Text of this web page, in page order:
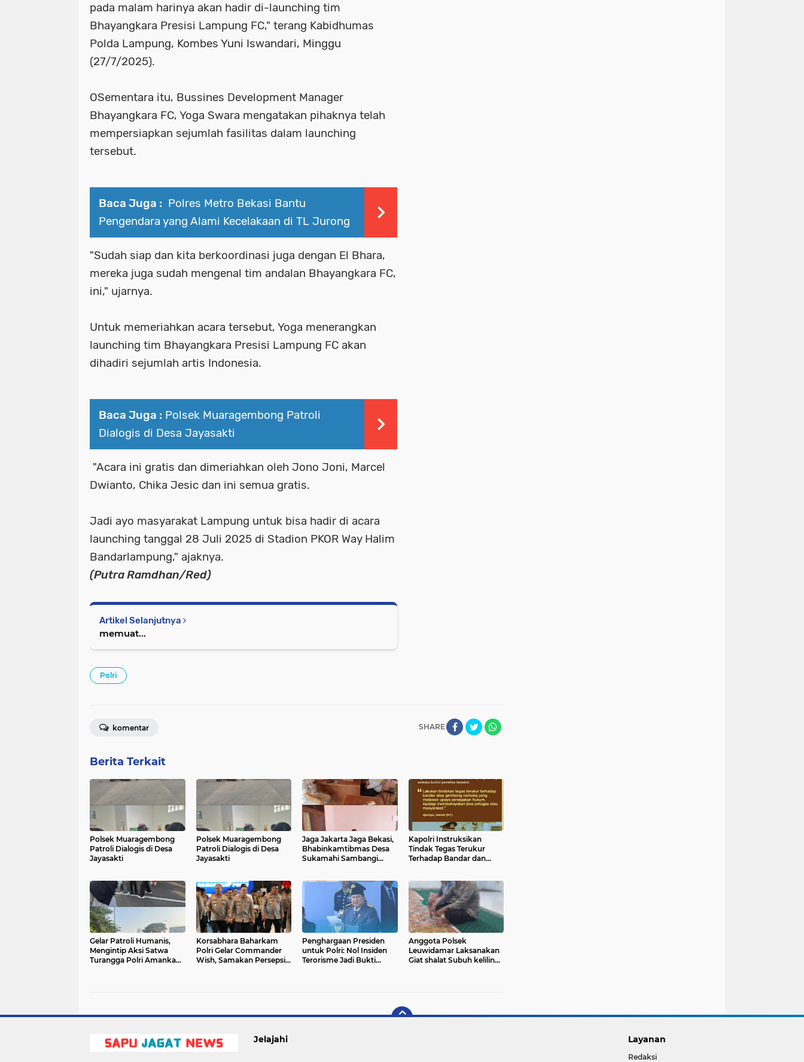
pada malam harinya akan hadir di-launching tim
Bhayangkara Presisi Lampung FC," terang Kabidhumas
Polda Lampung, Kombes Yuni Iswandari, Minggu
(27/7/2025).
OSementara itu, Bussines Development Manager
Bhayangkara FC, Yoga Swara mengatakan pihaknya telah
mempersiapkan sejumlah fasilitas dalam launching
tersebut.
Baca Juga : Polres Metro Bekasi Bantu
Pengendara yang Alami Kecelakaan di TL Jurong
"Sudah siap dan kita berkoordinasi juga dengan El Bhara,
mereka juga sudah mengenal tim andalan Bhayangkara FC,
ini," ujarnya.
Untuk memeriahkan acara tersebut, Yoga menerangkan
launching tim Bhayangkara Presisi Lampung FC akan
dihadiri sejumlah artis Indonesia.
Baca Juga : Polsek Muaragembong Patroli
Dialogis di Desa Jayasakti
"Acara ini gratis dan dimeriahkan oleh Jono Joni, Marcel
Dwianto, Chika Jesic dan ini semua gratis.
Jadi ayo masyarakat Lampung untuk bisa hadir di acara
launching tanggal 28 Juli 2025 di Stadion PKOR Way Halim
Bandarlampung," ajaknya.
(Putra Ramdhan/Red)
Artikel Selanjutnya
memuat...
Polri
SHARE
komentar
Berita Terkait
Polsek Muaragembong
Patroli Dialogis di Desa
Jayasakti
Polsek Muaragembong
Patroli Dialogis di Desa
Jayasakti
Jaga Jakarta Jaga Bekasi,
Bhabinkamtibmas Desa
Sukamahi Sambangi
Harkamtibmas
Kapolri Instruksikan
Tindak Tegas Terukur
Terhadap Bandar dan
Gelar Patroli Humanis,
Mengintip Aksi Satwa
Turangga Polri Amankan
Korsabhara Baharkam
Polri Gelar Commander
Wish, Samakan Persepsi
Penghargaan Presiden
untuk Polri: Nol Insiden
Terorisme Jadi Bukti
Anggota Polsek
Leuwidamar Laksanakan
Giat shalat Subuh keliling
Jelajahi Layanan
Redaksi